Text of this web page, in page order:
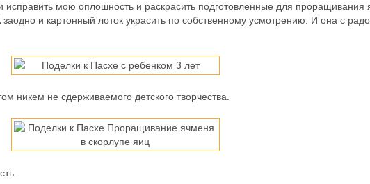
мою оплошность и раскрасить подготовленные для проращивания
и картонный лоток украсить по собственному усмотрению. И она с
никем не сдерживаемого детского творчества.